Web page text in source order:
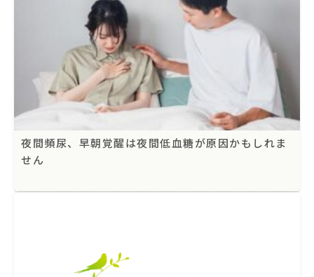
夜間頻尿、早朝覚醒は夜間低血糖が原因かもしれま
せん